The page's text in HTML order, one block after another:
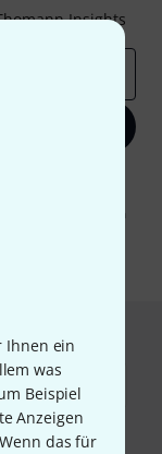
Ihnen ein
was
Beispiel
Anzeigen
das für
Insights
Erhalt von E-Mail-
zu. Die
finden Sie in